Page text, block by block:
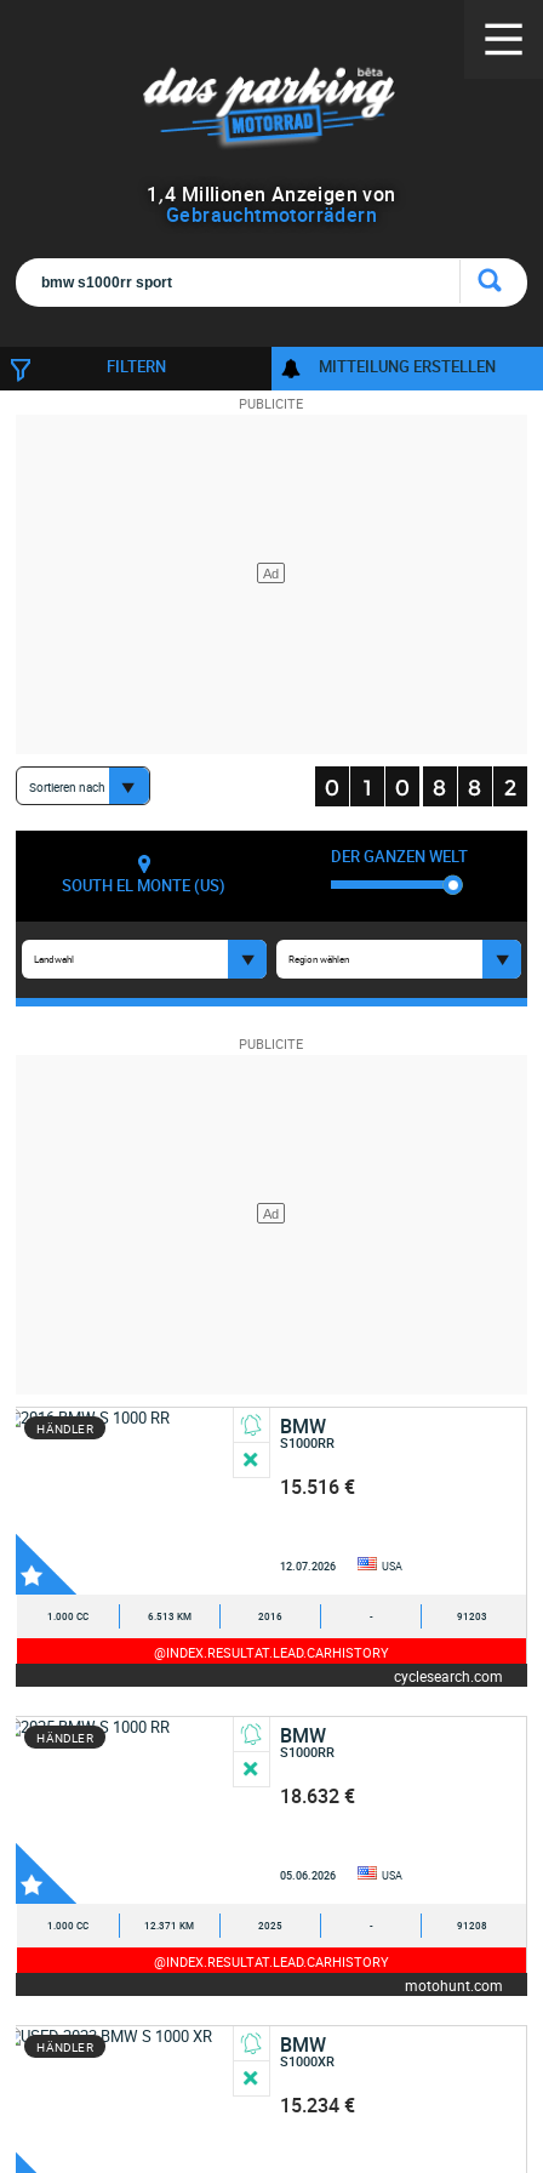
1 ,4 Millionen Anzeigen von
Gebrauchtmotorrädern
FILTERN MITTEILUNG ERSTELLEN
Sortieren nach
SOUTH EL MONTE (US)
DER GANZEN WELT
Landwahl Region wählen
HÄNDLER BMW
S1000RR
15.516 €
12.07.2026 USA
1.000 CC 6.513 KM 2016 - 91203
@INDEX.RESULTAT.LEAD.CARHISTORY
cyclesearch.com
HÄNDLER BMW
S1000RR
18.632 €
05.06.2026 USA
1.000 CC 12.371 KM 2025 - 91208
@INDEX.RESULTAT.LEAD.CARHISTORY
motohunt.com
HÄNDLER BMW
S1000XR
15.234 €